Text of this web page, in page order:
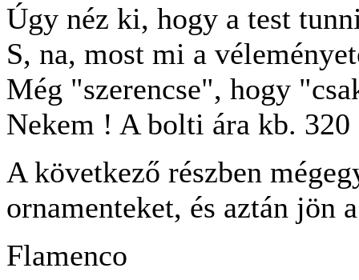
Úgy néz ki, hogy a test
S, na, most mi a
Még "szerencse", hogy
Nekem ! A bolti ára kb. 320
A következő részben
ornamenteket, és aztán jön
Flamenco